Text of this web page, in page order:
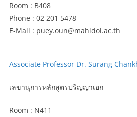
Room : B408
Phone : 02 201 5478
E-Mail : puey.oun@mahidol.ac.th
Associate Professor Dr. Surang
เลขานุการหลักสูตรปริญญาเอก
Room : N411